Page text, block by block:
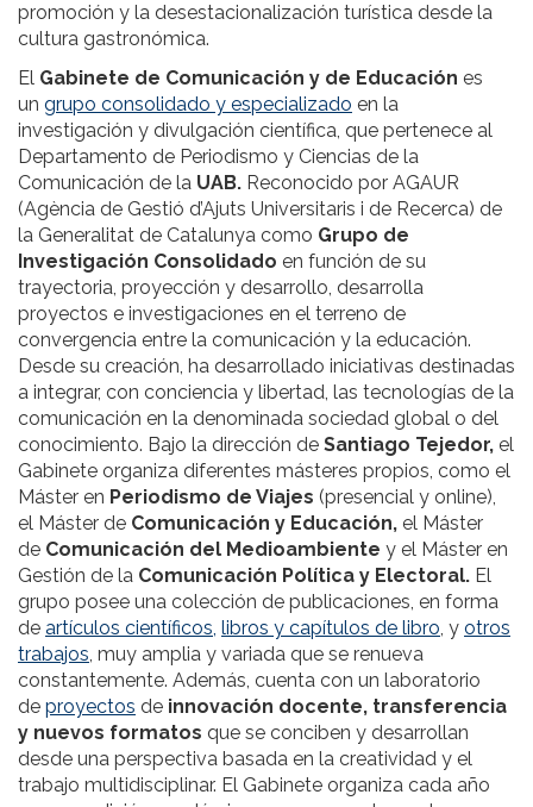
promoción y la desestacionalización turística desde la
cultura gastronómica.
El Gabinete de Comunicación y de Educación es
un grupo consolidado y especializado en la
investigación y divulgación científica, que pertenece al
Departamento de Periodismo y Ciencias de la
Comunicación de la UAB. Reconocido por AGAUR
(Agència de Gestió d’Ajuts Universitaris i de Recerca) de
la Generalitat de Catalunya como Grupo de
Investigación Consolidado en función de su
trayectoria, proyección y desarrollo, desarrolla
proyectos e investigaciones en el terreno de
convergencia entre la comunicación y la educación.
Desde su creación, ha desarrollado iniciativas destinadas
a integrar, con conciencia y libertad, las tecnologías de la
comunicación en la denominada sociedad global o del
conocimiento. Bajo la dirección de Santiago Tejedor, el
Gabinete organiza diferentes másteres propios, como el
Máster en Periodismo de Viajes (presencial y online),
el Máster de Comunicación y Educación, el Máster
de Comunicación del Medioambiente y el Máster en
Gestión de la Comunicación Política y Electoral. El
grupo posee una colección de publicaciones, en forma
de artículos científicos, libros y capítulos de libro, y otros
trabajos, muy amplia y variada que se renueva
constantemente. Además, cuenta con un laboratorio
de proyectos de innovación docente, transferencia
y nuevos formatos que se conciben y desarrollan
desde una perspectiva basada en la creatividad y el
trabajo multidisciplinar. El Gabinete organiza cada año